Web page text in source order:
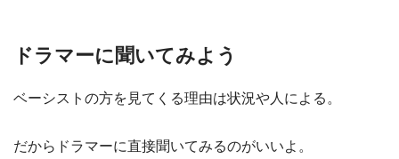
ドラマーに聞いてみよう
ベーシストの方を見てくる理由は状況や人による。
だからドラマーに直接聞いてみるのがいいよ。